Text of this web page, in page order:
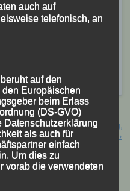
Kapfer, Christina
,Stephan Deckwerth
33. Int. Halbmarathon – Altötting,
→
auch auf
telefonisch, an
auf den
Europäischen
beim Erlass
(DS-GVO)
Datenschutzerklärung
als auch für
einfach
Um dies zu
vorab die verwendeten